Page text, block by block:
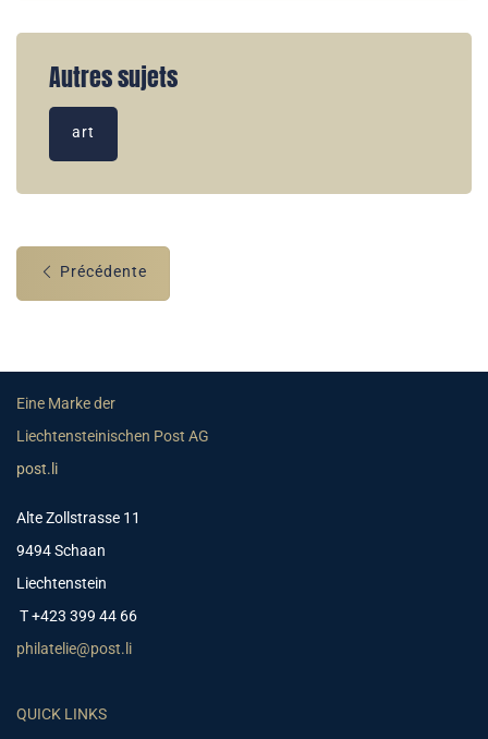
Autres sujets
art
Précédente
Eine Marke der
Liechtensteinischen Post AG
post.li
Alte Zollstrasse 11
9494 Schaan
Liechtenstein
T +423 399 44 66
philatelie@post.li
QUICK LINKS